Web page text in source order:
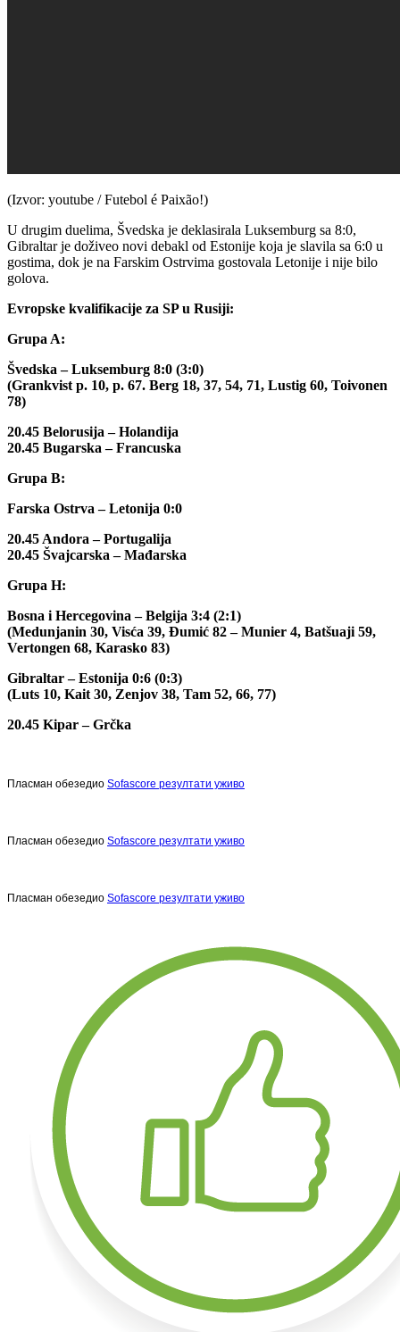
(Izvor: youtube / Futebol é Paixão!)
U drugim duelima, Švedska je deklasirala Luksemburg sa 8:0,
Gibraltar je doživeo novi debakl od Estonije koja je slavila sa 6:0 u
gostima, dok je na Farskim Ostrvima gostovala Letonije i nije bilo
golova.
Evropske kvalifikacije za SP u Rusiji:
Grupa A:
Švedska – Luksemburg 8:0 (3:0)
(Grankvist p. 10, p. 67. Berg 18, 37, 54, 71, Lustig 60, Toivonen
78)
20.45 Belorusija – Holandija
20.45 Bugarska – Francuska
Grupa B:
Farska Ostrva – Letonija 0:0
20.45 Andora – Portugalija
20.45 Švajcarska – Mađarska
Grupa H:
Bosna i Hercegovina – Belgija 3:4 (2:1)
(Medunjanin 30, Visća 39, Đumić 82 – Munier 4, Batšuaji 59,
Vertongen 68, Karasko 83)
Gibraltar – Estonija 0:6 (0:3)
(Luts 10, Kait 30, Zenjov 38, Tam 52, 66, 77)
20.45 Kipar – Grčka
Пласман обезедио Sofascore резултати уживо
Пласман обезедио Sofascore резултати уживо
Пласман обезедио Sofascore резултати уживо